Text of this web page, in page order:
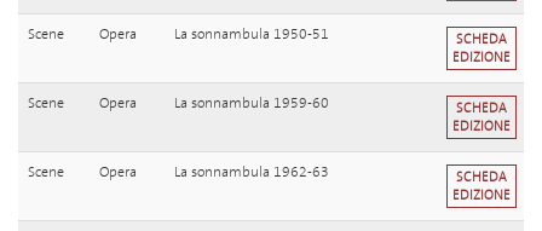
Scene Opera La sonnambula 1950-51
SCHEDA
EDIZIONE
Scene Opera La sonnambula 1959-60
SCHEDA
EDIZIONE
Scene Opera La sonnambula 1962-63
SCHEDA
EDIZIONE